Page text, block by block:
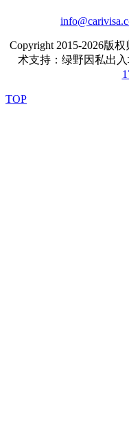
Copyright 2015-2026版
术支持：绿野因私出
TOP